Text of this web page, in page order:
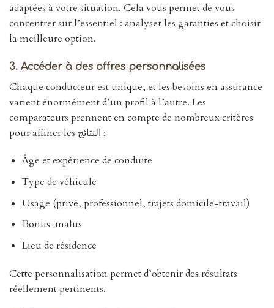
adaptées à votre situation. Cela vous permet de vous
concentrer sur l’essentiel : analyser les garanties et choisir
la meilleure option.
3. Accéder à des offres personnalisées
Chaque conducteur est unique, et les besoins en assurance
varient énormément d’un profil à l’autre. Les
comparateurs prennent en compte de nombreux critères
pour affiner les النتائج :
Âge et expérience de conduite
Type de véhicule
Usage (privé, professionnel, trajets domicile-travail)
Bonus-malus
Lieu de résidence
Cette personnalisation permet d’obtenir des résultats
réellement pertinents.